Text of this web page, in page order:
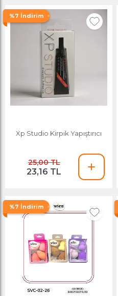
%7 İndirim
Xp Studio Kirpik Yapıştırıcı
25,00 TL
23,16 TL
%7 İndirim